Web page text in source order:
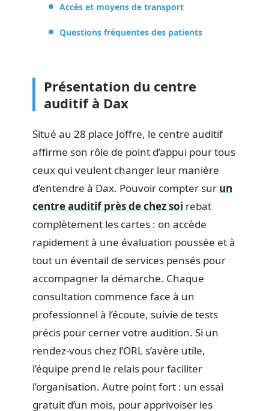
Accès et moyens de transport
Questions fréquentes des patients
Présentation du centre
auditif à Dax
Situé au 28 place Joffre, le centre auditif
affirme son rôle de point d’appui pour tous
ceux qui veulent changer leur manière
d’entendre à Dax. Pouvoir compter sur un
centre auditif près de chez soi rebat
complètement les cartes : on accède
rapidement à une évaluation poussée et à
tout un éventail de services pensés pour
accompagner la démarche. Chaque
consultation commence face à un
professionnel à l’écoute, suivie de tests
précis pour cerner votre audition. Si un
rendez-vous chez l’ORL s’avère utile,
l’équipe prend le relais pour faciliter
l’organisation. Autre point fort : un essai
gratuit d’un mois, pour apprivoiser les